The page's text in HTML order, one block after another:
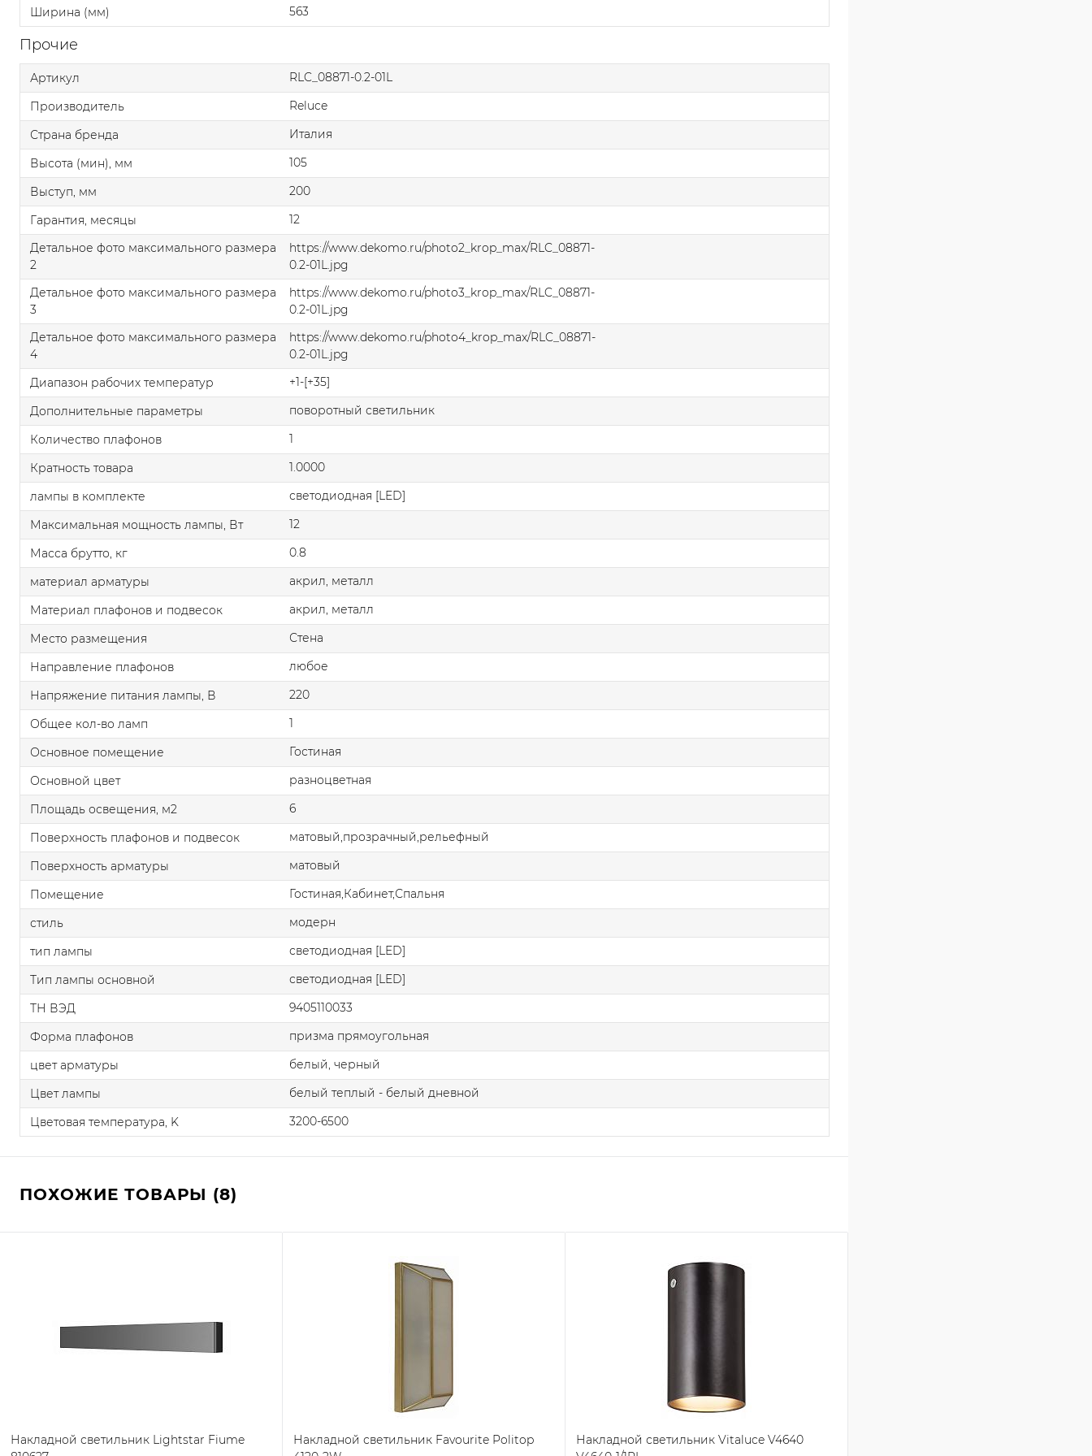
Ширина (мм)
563
Прочие
Артикул
RLC_08871-0.2-01L
Производитель
Reluce
Страна бренда
Италия
Высота (мин), мм
105
Выступ, мм
200
Гарантия, месяцы
12
Детальное фото максимального размера
2
https://www.dekomo.ru/photo2_krop_max/RLC_08871-
0.2-01L.jpg
Детальное фото максимального размера
3
https://www.dekomo.ru/photo3_krop_max/RLC_08871-
0.2-01L.jpg
Детальное фото максимального размера
4
https://www.dekomo.ru/photo4_krop_max/RLC_08871-
0.2-01L.jpg
Диапазон рабочих температур
+1-[+35]
Дополнительные параметры
поворотный светильник
Количество плафонов
1
Кратность товара
1.0000
лампы в комплекте
светодиодная [LED]
Максимальная мощность лампы, Вт
12
Масса брутто, кг
0.8
материал арматуры
акрил, металл
Материал плафонов и подвесок
акрил, металл
Место размещения
Стена
Направление плафонов
любое
Напряжение питания лампы, В
220
Общее кол-во ламп
1
Основное помещение
Гостиная
Основной цвет
разноцветная
Площадь освещения, м2
6
Поверхность плафонов и подвесок
матовый,прозрачный,рельефный
Поверхность арматуры
матовый
Помещение
Гостиная,Кабинет,Спальня
стиль
модерн
тип лампы
светодиодная [LED]
Тип лампы основной
светодиодная [LED]
ТН ВЭД
9405110033
Форма плафонов
призма прямоугольная
цвет арматуры
белый, черный
Цвет лампы
белый теплый - белый дневной
Цветовая температура, K
3200-6500
ПОХОЖИЕ ТОВАРЫ (8)
Накладной светильник Lightstar Fiume
Накладной светильник Favourite Politop
Накладной светильник Vitaluce V4640